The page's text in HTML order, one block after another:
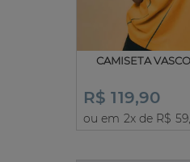
CAMISETA
R$ 119,90
ou em 2x de R$